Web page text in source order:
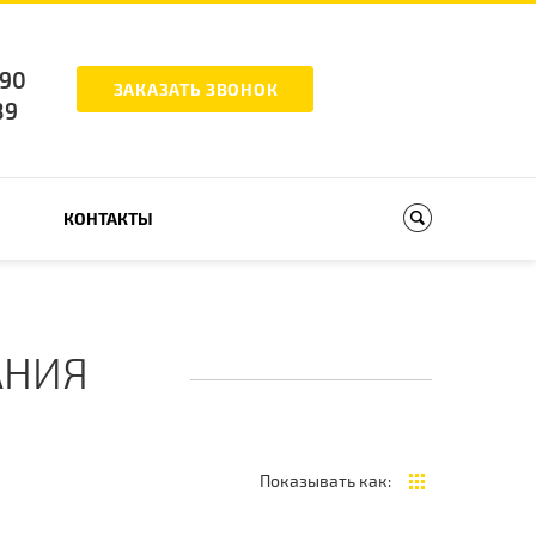
ЗАКАЗАТЬ ЗВОНОК
КОНТАКТЫ
Показывать как: